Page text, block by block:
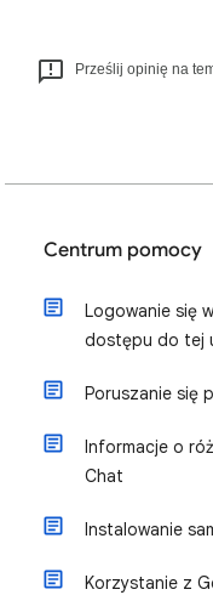
Prześlij opinię na
Centrum pomocy
Logowanie się
dostępu do tej
Poruszanie się
Informacje o
Chat
Instalowanie
Korzystanie z